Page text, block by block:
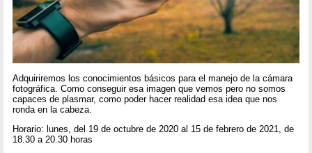
Adquiriremos los conocimientos básicos para el manejo de la cámara
fotográfica. Como conseguir esa imagen que vemos pero no somos
capaces de plasmar, como poder hacer realidad esa idea que nos
ronda en la cabeza.
Horario: lunes, del 19 de octubre de 2020 al 15 de febrero de 2021, de
18.30 a 20.30 horas